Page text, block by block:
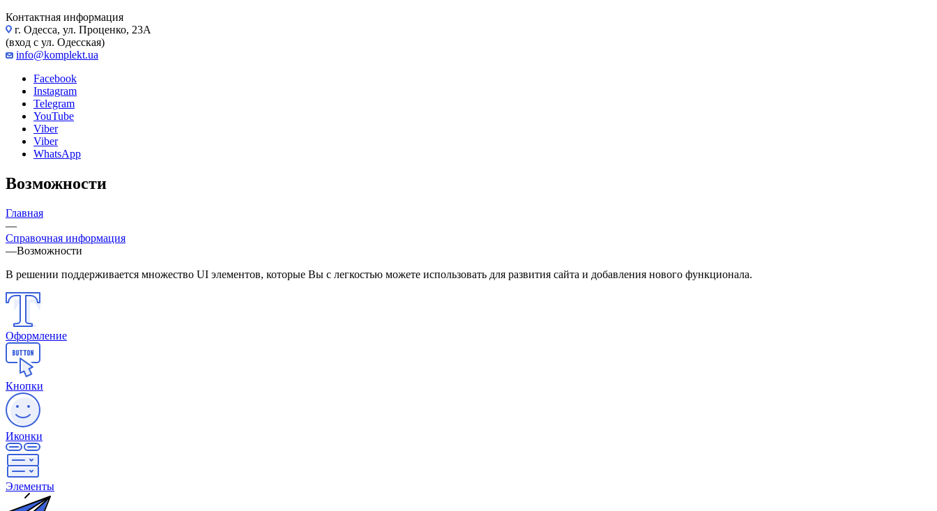
Контактная информация
г. Одесса, ул. Проценко, 23А
(вход с ул. Одесская)
info@komplekt.ua
Facebook
Instagram
Telegram
YouTube
Viber
Viber
WhatsApp
Возможности
Главная
—
Справочная информация
—Возможности
В решении поддерживается множество UI элементов, которые Вы с легкостью можете использовать для развития сайта и добавления нового функционала.
Оформление
Кнопки
Иконки
Элементы